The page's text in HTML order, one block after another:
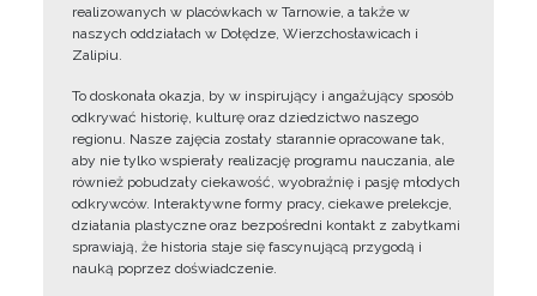
realizowanych w placówkach w Tarnowie, a także w
naszych oddziałach w Dołędze, Wierzchosławicach i
Zalipiu.
To doskonała okazja, by w inspirujący i angażujący sposób
odkrywać historię, kulturę oraz dziedzictwo naszego
regionu. Nasze zajęcia zostały starannie opracowane tak,
aby nie tylko wspierały realizację programu nauczania, ale
również pobudzały ciekawość, wyobraźnię i pasję młodych
odkrywców. Interaktywne formy pracy, ciekawe prelekcje,
działania plastyczne oraz bezpośredni kontakt z zabytkami
sprawiają, że historia staje się fascynującą przygodą i
nauką poprzez doświadczenie.